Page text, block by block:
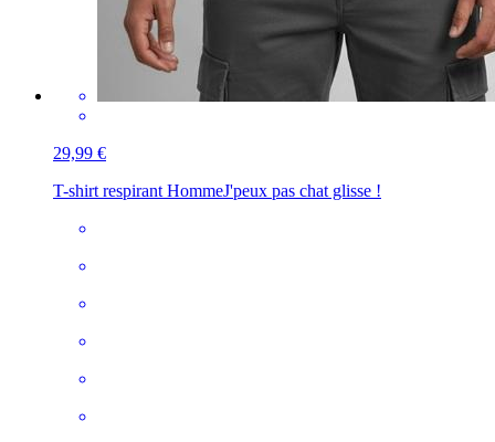
29,99 €
T-shirt respirant HommeJ'peux pas chat glisse !